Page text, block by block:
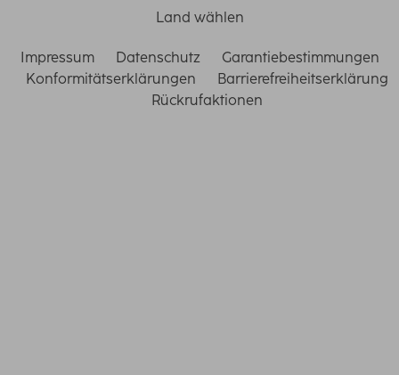
Land wählen
Impressum Datenschutz
Garantiebestimmungen
Konformitätserklärungen
Barrierefreiheitserklärung
Rückrufaktionen